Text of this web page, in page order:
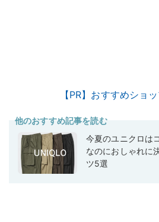
【PR】おすすめショ
他のおすすめ記事を読む
今夏のユニクロは
なのにおしゃれに
ツ5選